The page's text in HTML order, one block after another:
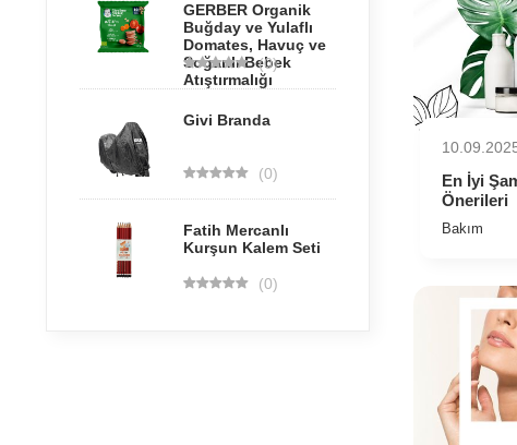
En İyi
Önerileri
Bakım
GERBER Organik
Buğday ve Yulaflı
Domates, Havuç ve
Soğanlı Bebek
Atıştırmalığı
(0)
Givi Branda
(0)
Fatih Mercanlı
Kurşun Kalem Seti
(0)